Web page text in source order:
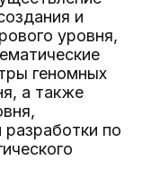
и
уровня,
геномных
а также
по